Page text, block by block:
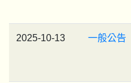
2025-10-13 一般公告